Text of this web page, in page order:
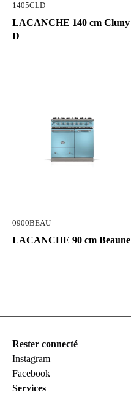
1405CLD
LACANCHE 140 cm Cluny
D
0900BEAU
LACANCHE 90 cm Beaune
Rester connecté
Instagram
Facebook
Services